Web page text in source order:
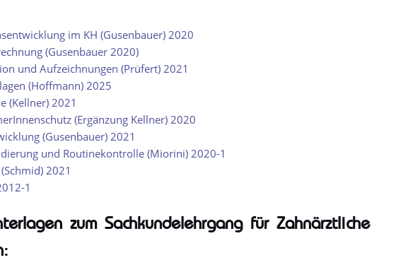
im KH (Gusenbauer) 2020
(Gusenbauer 2020)
und Aufzeichnungen (Prüfert) 2021
(Hoffmann) 2025
(Kellner) 2021
(Ergänzung Kellner) 2020
(Gusenbauer) 2021
und Routinekontrolle (Miorini) 2020-1
2021
1
zum Sachkundelehrgang für Zahnärztliche